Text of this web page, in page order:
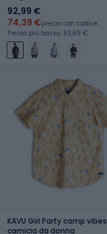
92,99 €
74,39 €prezzo con codice
Prezzo più basso: 83,69 €
KAVU Girl Party camp vibes
camicia da donna